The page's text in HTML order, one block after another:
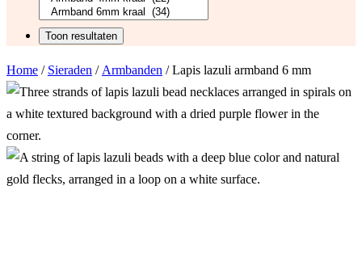
Home / Sieraden / Armbanden / Lapis lazuli armband 6 mm